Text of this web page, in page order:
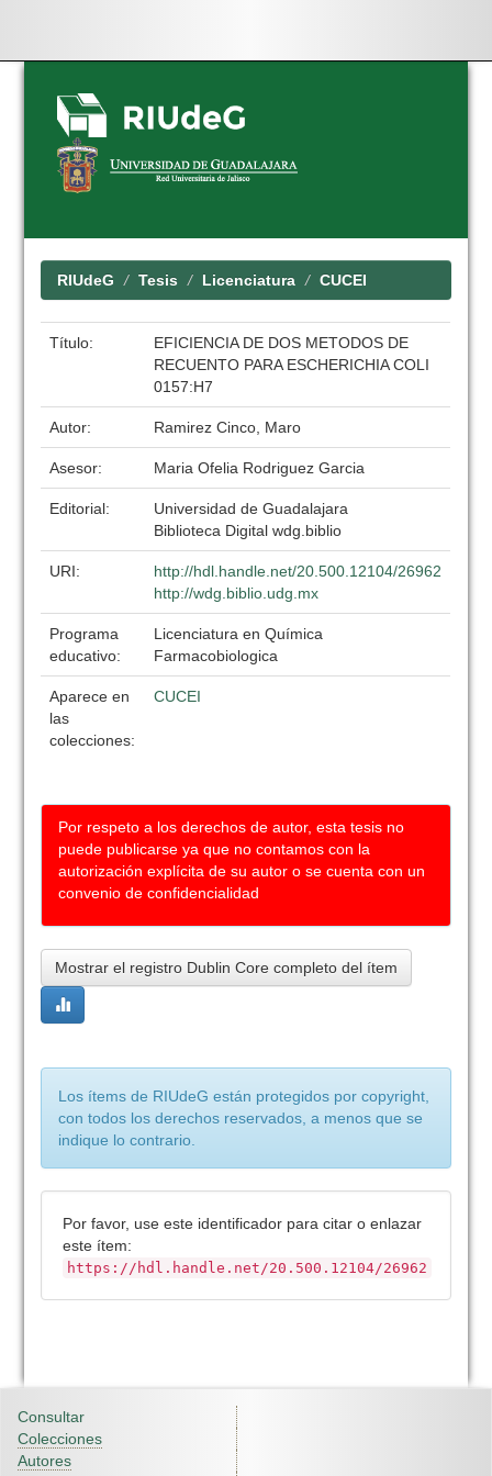
Skip
navigation
RIUdeG Tesis Licenciatura CUCEI
Título:
EFICIENCIA DE DOS METODOS DE
RECUENTO PARA ESCHERICHIA COLI
0157:H7
Autor: Ramirez Cinco, Maro
Asesor: Maria Ofelia Rodriguez Garcia
Editorial:
Universidad de Guadalajara
Biblioteca Digital wdg.biblio
URI:
http://hdl.handle.net/20.500.12104/26962
http://wdg.biblio.udg.mx
Programa
educativo:
Licenciatura en Química
Farmacobiologica
Aparece en
las
colecciones:
CUCEI
Por respeto a los derechos de autor, esta tesis no
puede publicarse ya que no contamos con la
autorización explícita de su autor o se cuenta con un
convenio de confidencialidad
Mostrar el registro Dublin Core completo del ítem
Los ítems de RIUdeG están protegidos por copyright,
con todos los derechos reservados, a menos que se
indique lo contrario.
Por favor, use este identificador para citar o enlazar
este ítem:
https://hdl.handle.net/20.500.12104/26962
Consultar
Colecciones
Autores